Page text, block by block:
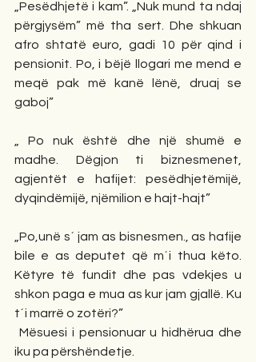
„Pesëdhjetë i kam”. „Nuk mund ta ndaj
përgjysëm” më tha sert. Dhe shkuan
afro shtatë euro, gadi 10 për qind i
pensionit. Po, i bëjë llogari me mend e
meqë pak më kanë lënë, druaj se
gaboj”
„ Po nuk është dhe një shumë e
madhe. Dëgjon ti biznesmenet,
agjentët e hafijet: pesëdhjetëmijë,
dyqindëmijë, njëmilion e hajt-hajt”
„Po,unë s´ jam as bisnesmen., as hafije
bile e as deputet që m´i thua këto.
Këtyre të fundit dhe pas vdekjes u
shkon paga e mua as kur jam gjallë. Ku
t´i marrë o zotëri?”
iku pa përshëndetje.